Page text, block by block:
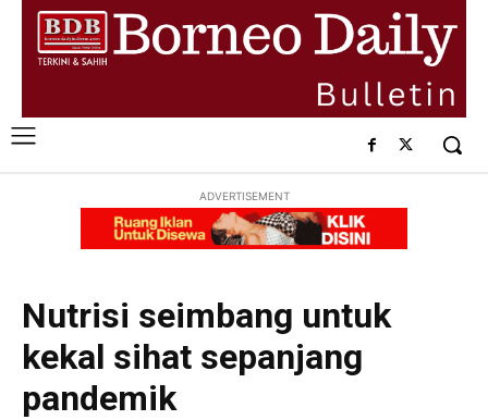
ADVERTISEMENT
Nutrisi seimbang untuk
kekal sihat sepanjang
pandemik